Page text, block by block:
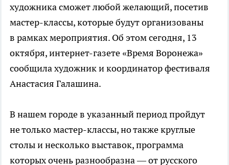
художника сможет любой желающий, посетив
мастер-классы, которые будут организованы
в рамках мероприятия. Об этом сегодня, 13
октября,интернет-газете «Время Воронежа»
сообщила художник и координатор фестиваля
Анастасия Галашина.
В нашем городе в указанный период пройдут
не толькомастер-классы, но также круглые
столы и несколько выставок, программа
которых очень разнообразна — от русского